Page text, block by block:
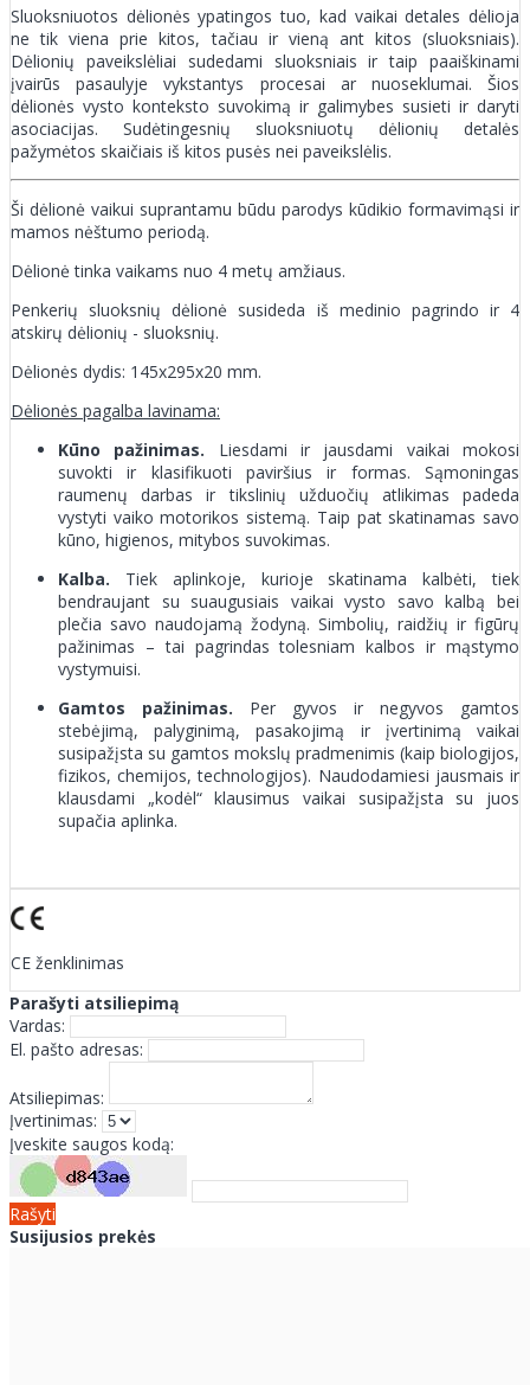
Sluoksniuotos dėlionės ypatingos tuo, kad vaikai detales dėlioja
ne tik viena prie kitos, tačiau ir vieną ant kitos (sluoksniais).
Dėlionių paveikslėliai sudedami sluoksniais ir taip paaiškinami
įvairūs pasaulyje vykstantys procesai ar nuoseklumai. Šios
dėlionės vysto konteksto suvokimą ir galimybes susieti ir daryti
asociacijas. Sudėtingesnių sluoksniuotų dėlionių detalės
pažymėtos skaičiais iš kitos pusės nei paveikslėlis.
Ši dėlionė vaikui suprantamu būdu parodys kūdikio formavimąsi ir
mamos nėštumo periodą.
Dėlionė tinka vaikams nuo 4 metų amžiaus.
Penkerių sluoksnių dėlionė susideda iš medinio pagrindo ir 4
atskirų dėlionių - sluoksnių.
Dėlionės dydis: 145x295x20 mm.
Dėlionės pagalba lavinama:
Kūno pažinimas. Liesdami ir jausdami vaikai mokosi
suvokti ir klasifikuoti paviršius ir formas. Sąmoningas
raumenų darbas ir tikslinių užduočių atlikimas padeda
vystyti vaiko motorikos sistemą. Taip pat skatinamas savo
kūno, higienos, mitybos suvokimas.
Kalba. Tiek aplinkoje, kurioje skatinama kalbėti, tiek
bendraujant su suaugusiais vaikai vysto savo kalbą bei
plečia savo naudojamą žodyną. Simbolių, raidžių ir figūrų
pažinimas – tai pagrindas tolesniam kalbos ir mąstymo
vystymuisi.
Gamtos pažinimas. Per gyvos ir negyvos gamtos
stebėjimą, palyginimą, pasakojimą ir įvertinimą vaikai
susipažįsta su gamtos mokslų pradmenimis (kaip biologijos,
fizikos, chemijos, technologijos). Naudodamiesi jausmais ir
klausdami „kodėl“ klausimus vaikai susipažįsta su juos
supačia aplinka.
CE ženklinimas
Parašyti atsiliepimą
Vardas:
El. pašto adresas:
Atsiliepimas:
Įvertinimas:
Įveskite saugos kodą:
Rašyti
Susijusios prekės